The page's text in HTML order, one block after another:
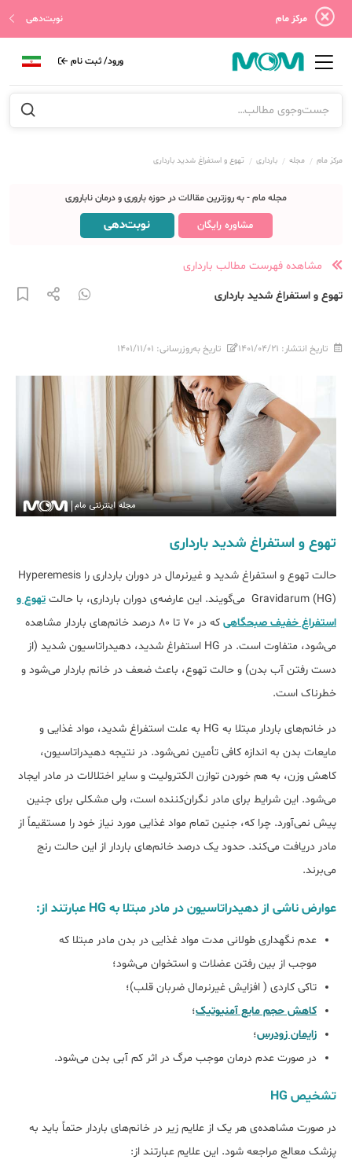
مرکز مام نوبت‌دهی
ورود/ ثبت نام
مرکز مام مجله بارداری تهوع و استفراغ شدید بارداری
مجله مام - به روزترین مقالات در حوزه باروری و درمان ناباروری
مشاوره رایگان نوبت‌دهی
مشاهده فهرست مطالب بارداری
تهوع و استفراغ شدید بارداری
تاریخ انتشار: ۱۴۰۱/۰۴/۲۱ تاریخ به‌روزرسانی: ۱۴۰۱/۱۱/۰۱
تهوع و استفراغ شدید بارداری
حالت تهوع و استفراغ شدید و غیرنرمال در دوران بارداری را Hyperemesis
Gravidarum (HG) می‌گویند. این عارضه‌ی دوران بارداری، با حالت
تهوع و
استفراغ خفیف صبحگاهی
که در 70 تا 80 درصد خانم‌های باردار مشاهده
می‌شود، متفاوت است. در HG استفراغ شدید، دهیدراتاسیون شدید (از
دست رفتن آب بدن) و حالت تهوع، باعث ضعف در خانم باردار می‌شود و
خطرناک است.
در خانم‌های باردار مبتلا به HG به علت استفراغ شدید، مواد غذایی و
مایعات بدن به اندازه کافی تأمین نمی‌شود. در نتیجه دهیدراتاسیون،
کاهش وزن، به هم خوردن توازن الکترولیت و سایر اختلالات در مادر ایجاد
می‌شود. این شرایط برای مادر نگران‌کننده است، ولی مشکلی برای جنین
پیش نمی‌آورد. چرا که، جنین تمام مواد غذایی مورد نیاز خود را مستقیماً از
مادر دریافت می‌کند. حدود یک درصد خانم‌های باردار از این حالت رنج
می‌برند.
عوارض ناشی از دهیدراتاسیون در مادر مبتلا به HG عبارتند از:
عدم نگهداری طولانی مدت مواد غذایی در بدن مادر مبتلا که
موجب از بین رفتن عضلات و استخوان می‌شود؛
تاکی کاردی ( افزایش غیرنرمال ضربان قلب)؛
کاهش حجم مایع آمنیوتیک؛
زایمان زودرس؛
در صورت عدم درمان موجب مرگ در اثر کم آبی بدن می‌شود.
تشخیص HG
در صورت مشاهده‌ی هر یک از علایم زیر در خانم‌های باردار حتماً باید به
پزشک معالج مراجعه شود. این علایم عبارتند از: